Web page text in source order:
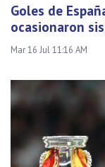
Goles de
ocasionaron
Mar 16 Jul 11:16 AM